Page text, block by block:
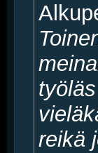
reikä